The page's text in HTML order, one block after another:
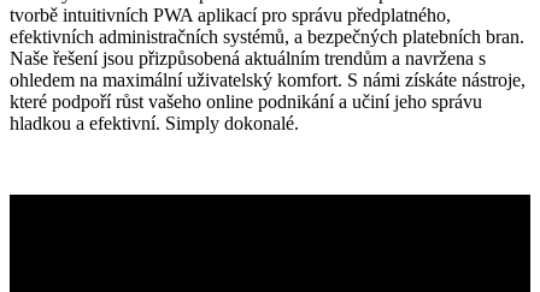
tvorbě intuitivních PWA aplikací pro správu předplatného,
efektivních administračních systémů, a bezpečných platebních bran.
Naše řešení jsou přizpůsobená aktuálním trendům a navržena s
ohledem na maximální uživatelský komfort. S námi získáte nástroje,
které podpoří růst vašeho online podnikání a učiní jeho správu
hladkou a efektivní. Simply dokonalé.